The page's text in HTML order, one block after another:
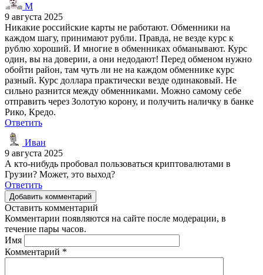
M
9 августа 2025
Никакие российские карты не работают. Обменники на
каждом шагу, принимают рубли. Правда, не везде курс к
рублю хороший. И многие в обменниках обманывают. Курс
один, вы на доверии, а они недодают! Перед обменом нужно
обойти район, там чуть ли не на каждом обменнике курс
разный. Курс доллара практически везде одинаковый. Не
сильно разнится между обменниками. Можно самому себе
отправить через Золотую корону, и получить наличку в банке
Рико, Кредо.
Ответить
Иван
9 августа 2025
А кто-нибудь пробовал пользоваться криптовалютами в
Грузии? Может, это выход?
Ответить
Добавить комментарий
Оставить комментарий
Комментарии появляются на сайте после модерации, в
течение пары часов.
Имя
Комментарий *